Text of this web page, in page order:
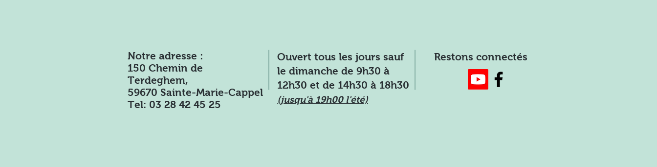
Notre adresse :
150 Chemin de
Terdeghem,
59670 Sainte-Marie-Cappel
Tel: 03 28 42 45 25
Restons connectés
Ouvert tous les jours sauf
le dimanche de 9h30 à
12h30 et de 14h30 à 18h30
(jusqu'à 19h00 l'été)